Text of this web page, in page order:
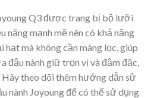
Q3 được trang bị bộ lưỡi
năng mạnh mẽ nên có khả năng
hạt mà không cần màng lọc, giúp
đậu nành giữ trọn vị và đậm đặc,
theo dõi thêm hướng dẫn sử
nành Joyoung để có thể sử dụng